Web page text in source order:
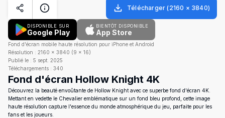
Télécharger (2160 × 3840)
DISPONIBLE SUR
Google Play
BIENTÔT DISPONIBLE
App Store
Fond d'écran mobile haute résolution pour iPhone et Android
Résolution : 2160 × 3840 (9 × 16)
Publié le : 5 sept. 2025
Téléchargements : 340
Fond d'écran Hollow Knight 4K
Découvrez la beauté envoûtante de Hollow Knight avec ce superbe fond d'écran 4K.
Mettant en vedette le Chevalier emblématique sur un fond bleu profond, cette image
haute résolution capture l'essence du monde atmosphérique du jeu, parfaite pour les
fans et les joueurs.